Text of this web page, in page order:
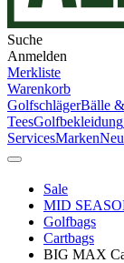
Suche
Anmelden
Merkliste
Warenkorb
GolfschlägerBälle &
TeesGolfbekleidung
ServicesMarkenNeu
Sale
MID
Golfbags
Cartbags
BIG MAX